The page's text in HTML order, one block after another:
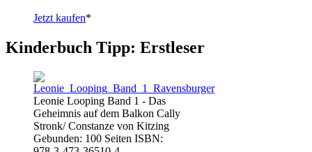
Jetzt kaufen*
Kinderbuch Tipp: Erstleser
Leonie Looping Band 1 - Das
Geheimnis auf dem Balkon Cally
Stronk/ Constanze von Kitzing
Gebunden: 100 Seiten ISBN: